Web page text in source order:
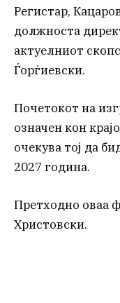
Регистар,
должноста
актуелниот
Ѓорѓиевски.
Почетокот на
означен кон
очекува тој да
2027 година.
Претходно оваа
Христовски.